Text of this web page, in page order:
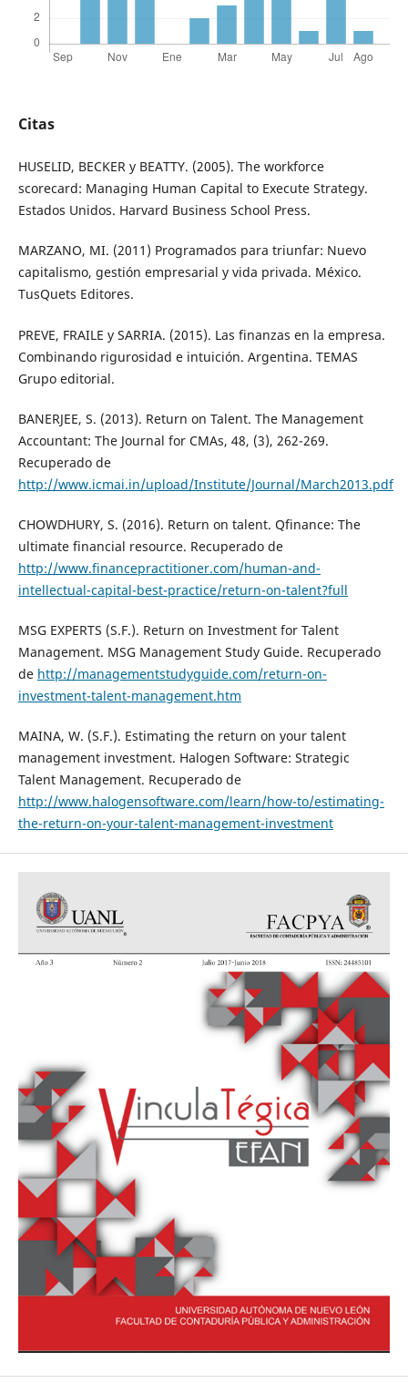
Citas
HUSELID, BECKER y BEATTY. (2005). The workforce
scorecard: Managing Human Capital to Execute Strategy.
Estados Unidos. Harvard Business School Press.
MARZANO, MI. (2011) Programados para triunfar: Nuevo
capitalismo, gestión empresarial y vida privada. México.
TusQuets Editores.
PREVE, FRAILE y SARRIA. (2015). Las finanzas en la empresa.
Combinando rigurosidad e intuición. Argentina. TEMAS
Grupo editorial.
BANERJEE, S. (2013). Return on Talent. The Management
Accountant: The Journal for CMAs, 48, (3), 262-269.
Recuperado de
http://www.icmai.in/upload/Institute/Journal/March2013.pdf
CHOWDHURY, S. (2016). Return on talent. Qfinance: The
ultimate financial resource. Recuperado de
http://www.financepractitioner.com/human-and-
intellectual-capital-best-practice/return-on-talent?full
MSG EXPERTS (S.F.). Return on Investment for Talent
Management. MSG Management Study Guide. Recuperado
de http://managementstudyguide.com/return-on-
investment-talent-management.htm
MAINA, W. (S.F.). Estimating the return on your talent
management investment. Halogen Software: Strategic
Talent Management. Recuperado de
http://www.halogensoftware.com/learn/how-to/estimating-
the-return-on-your-talent-management-investment